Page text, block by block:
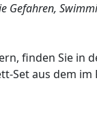
finden Sie
aus dem